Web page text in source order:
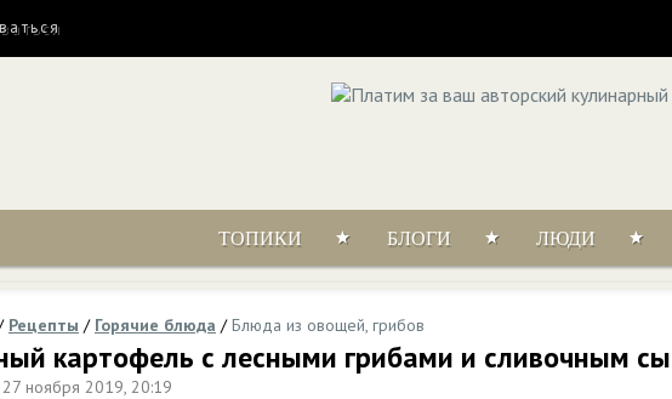
ТОПИКИ БЛОГИ ЛЮДИ
Рецепты / Горячие блюда /Блюда из овощей, грибов
картофель с лесными грибами и сливочным
27 ноября 2019, 20:19